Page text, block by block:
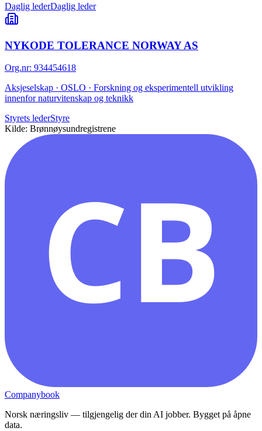
Daglig lederDaglig leder
NYKODE TOLERANCE NORWAY AS
Org.nr: 934454618
Aksjeselskap · OSLO · Forskning og eksperimentell utvikling
innenfor naturvitenskap og teknikk
Styrets lederStyre
Kilde: Brønnøysundregistrene
CB
Companybook
Norsk næringsliv — tilgjengelig der din AI jobber. Bygget på åpne
data.